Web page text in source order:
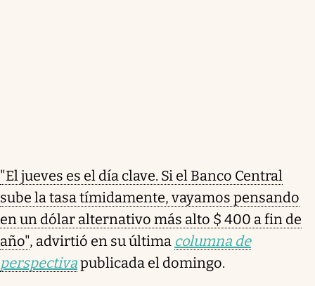
"El jueves es el día clave. Si el Banco Central
sube la tasa tímidamente, vayamos pensando
en un dólar alternativo más alto $ 400 a fin de
año", advirtió en su última columna de
perspectivapublicada el domingo.